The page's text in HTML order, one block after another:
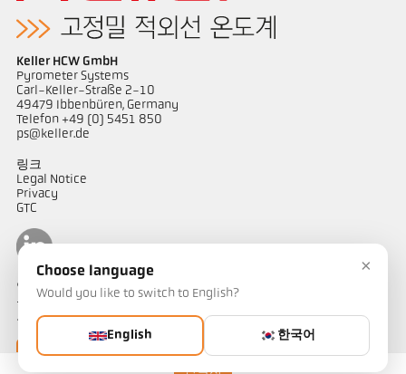
연락처
Keller HCW GmbH
Pyrometer Systems
Carl-Keller-Straße 2-10
49479 Ibbenbüren, Germany
Telefon +49 (0) 5451 850
ps@keller.de
링크
Legal Notice
Privacy
GTC
연락하다
온도 측정 솔루션에 대해 궁금한 점이 있으신가요? 저희 팀이 기꺼이
도와드리겠습니다.
연락하기
×
Choose language
Would you like to switch to English?
English 한국어